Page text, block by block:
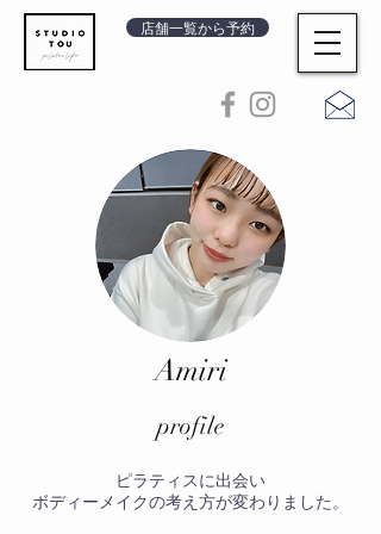
店舗一覧から予約
Amiri
​profile
ピラティスに出会い
ボディーメイクの考え方が変わりました。